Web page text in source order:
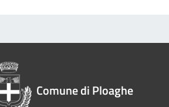
Comune di Ploaghe